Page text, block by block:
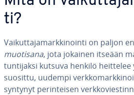
ti?
Vai­kut­ta­ja­mark­ki­noin­ti on paljon
muotisana, jota jokainen itseään
tun­ti­jak­si kutsuva henkilö heittelee
suosittu, uudempi
syntynyt pe­rin­tei­sen